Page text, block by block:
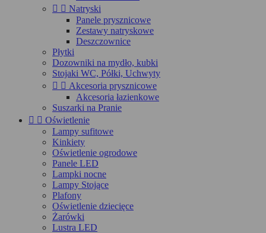
  Natryski
Panele prysznicowe
Zestawy natryskowe
Deszczownice
Płytki
Dozowniki na mydło, kubki
Stojaki WC, Półki, Uchwyty
  Akcesoria prysznicowe
Akcesoria łazienkowe
Suszarki na Pranie
  Oświetlenie
Lampy sufitowe
Kinkiety
Oświetlenie ogrodowe
Panele LED
Lampki nocne
Lampy Stojące
Plafony
Oświetlenie dziecięce
Żarówki
Lustra LED